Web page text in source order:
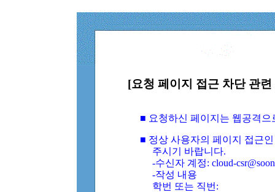
[요청 페이지 접근 차단 관
■ 요청하신 페이지는 웹공격
■ 정상 사용자의 페이지 접근
주시기 바랍니다.
-수신자 계정: cloud-
-작성 내용
학번 또는 직번: